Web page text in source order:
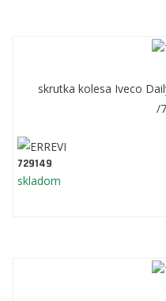
skrutka kolesa Iveco
/
729149
skladom